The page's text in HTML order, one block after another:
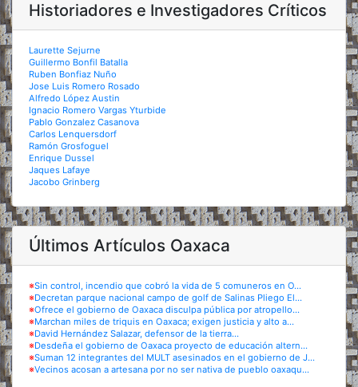
Historiadores e Investigadores Críticos
Laurette Sejurne
Guillermo Bonfil Batalla
Ruben Bonfiaz Nuño
Jose Luis Romero Rosado
Alfredo López Austin
Ignacio Romero Vargas Yturbide
Pablo Gonzalez Casanova
Carlos Lenquersdorf
Ramón Grosfoguel
Enrique Dussel
Jaques Lafaye
Jacobo Grinberg
Últimos Artículos Oaxaca
※Sin control, incendio que cobró la vida de 5 comuneros en O...
※Decretan parque nacional campo de golf de Salinas Pliego El...
※Ofrece el gobierno de Oaxaca disculpa pública por atropello...
※Marchan miles de triquis en Oaxaca; exigen justicia y alto a...
※David Hernández Salazar, defensor de la tierra...
※Desdeña el gobierno de Oaxaca proyecto de educación altern...
※Suman 12 integrantes del MULT asesinados en el gobierno de J...
※Vecinos acosan a artesana por no ser nativa de pueblo oaxaqu...